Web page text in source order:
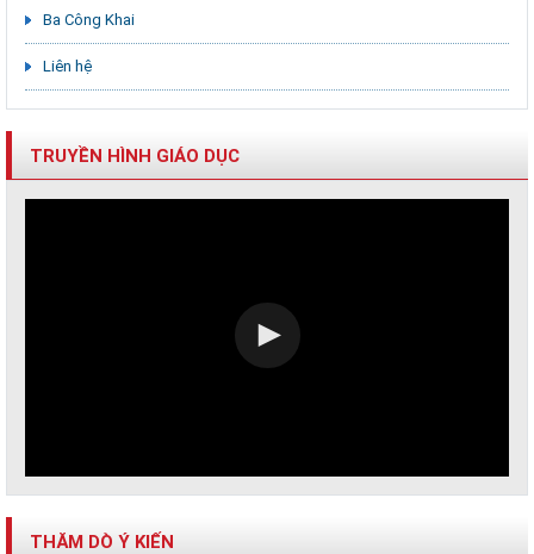
Ba Công Khai
Liên hệ
TRUYỀN HÌNH GIÁO DỤC
THĂM DÒ Ý KIẾN